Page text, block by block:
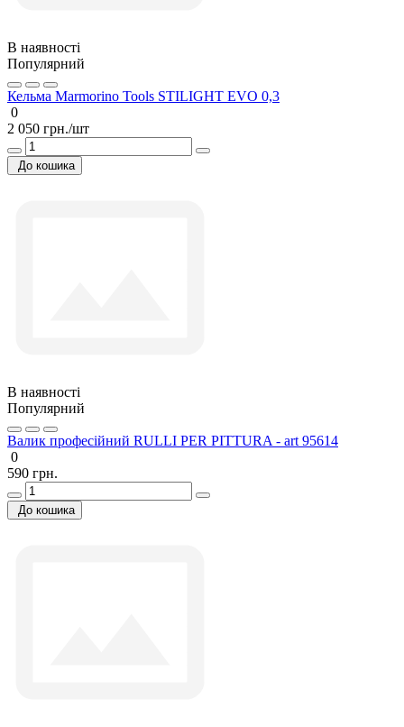
В наявності
Популярний
Кельма Marmorino Tools STILIGHT EVO 0,3
0
2 050 грн./шт
До кошика
В наявності
Популярний
Валик професійний RULLI PER PITTURA - art 95614
0
590 грн.
До кошика